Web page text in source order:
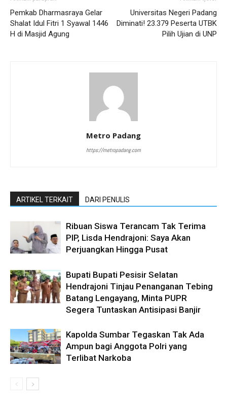
Pemkab Dharmasraya Gelar
Shalat Idul Fitri 1 Syawal 1446
H di Masjid Agung
Universitas Negeri Padang
Diminati! 23.379 Peserta UTBK
Pilih Ujian di UNP
Metro Padang
https://metropadang.com
ARTIKEL TERKAIT DARI PENULIS
Ribuan Siswa Terancam Tak Terima
PIP, Lisda Hendrajoni: Saya Akan
Perjuangkan Hingga Pusat
Bupati Bupati Pesisir Selatan
Hendrajoni Tinjau Penanganan Tebing
Batang Lengayang, Minta PUPR
Segera Tuntaskan Antisipasi Banjir
Kapolda Sumbar Tegaskan Tak Ada
Ampun bagi Anggota Polri yang
Terlibat Narkoba